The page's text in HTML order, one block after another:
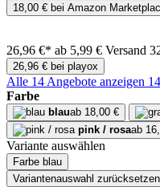
18,00 € bei Amazon
26,96 €* ab 5,99 € Versand
26,96 € bei playox
Alle 14 Angebote anzeigen
Farbe
blauab 18,00 €
pink / rosaab
Variante auswählen
Farbe blau
Variantenauswahl zurücksetzen